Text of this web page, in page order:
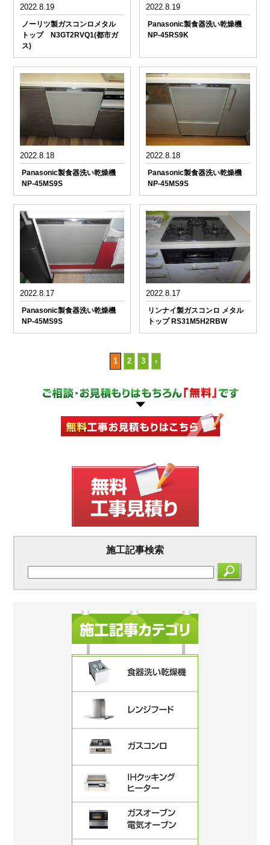
2022.8.19
ノーリツ製ガスコンロメタル
トップ N3GT2RVQ1(都市ガ
ス)
2022.8.19
Panasonic製食器洗い乾燥機
NP-45RS9K
2022.8.18
Panasonic製食器洗い乾燥機
NP-45MS9S
2022.8.18
Panasonic製食器洗い乾燥機
NP-45MS9S
2022.8.17
Panasonic製食器洗い乾燥機
NP-45MS9S
2022.8.17
リンナイ製ガスコンロ メタル
トップ RS31M5H2RBW
1 2 3 ›
施工記事検索